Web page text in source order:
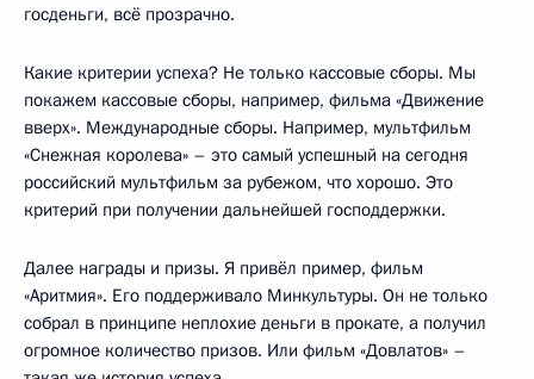
госденьги, всё прозрачно.
Какие критерии успеха? Не только кассовые сборы. Мы
покажем кассовые сборы, например, фильма «Движение
вверх». Международные сборы. Например, мультфильм
«Снежная королева» – это самый успешный на сегодня
российский мультфильм за рубежом, что хорошо. Это
критерий при получении дальнейшей господдержки.
Далее награды и призы. Я привёл пример, фильм
«Аритмия». Его поддерживало Минкультуры. Он не только
собрал в принципе неплохие деньги в прокате, а получил
огромное количество призов. Или фильм «Довлатов» –